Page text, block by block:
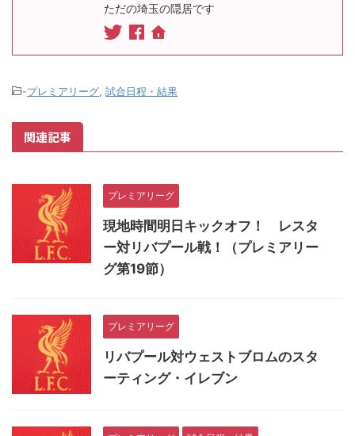
ただの埼玉の隠居です
-プレミアリーグ 試合日程・結果
関連記事
プレミアリーグ
現地時間明日キックオフ！ レスタ
ー対リバプール戦！（プレミアリー
グ第19節）
プレミアリーグ
リバプール対ウェストブロムのスタ
ーティング・イレブン